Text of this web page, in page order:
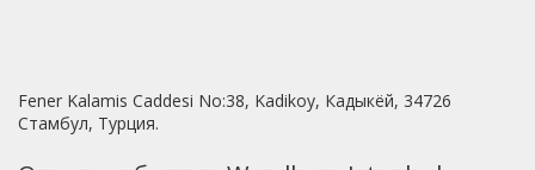
Fener Kalamis Caddesi No:38, Kadikoy, Кадыкёй, 34726
Стамбул, Турция.